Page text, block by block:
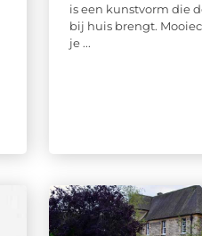
is een kunstvorm die
bij huis brengt.
je ...